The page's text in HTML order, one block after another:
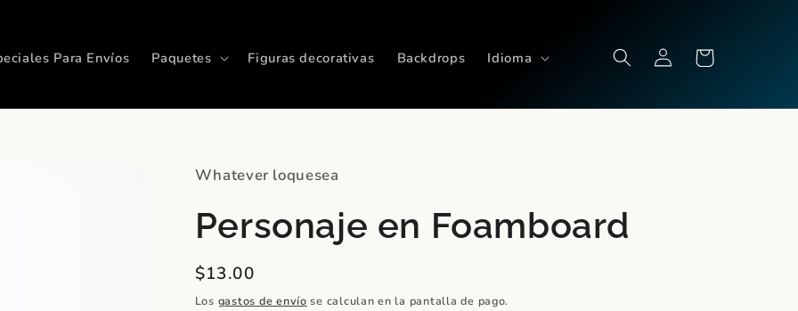
Para Envíos Paquetes Figuras decorativas Backdrops Idioma
Iniciar
sesión
Carrito
Whatever loquesea
Personaje en Foamboard
Precio
habitual
$13.00
Los gastos de envío se calculan en la pantalla de pago.